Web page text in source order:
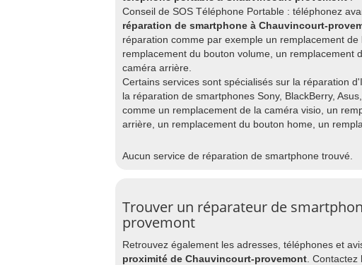
Conseil de SOS Téléphone Portable : téléphonez
réparation de smartphone à Chauvincourt-
réparation comme par exemple un remplacement
remplacement du bouton volume, un remplacement
caméra arrière.
Certains services sont spécialisés sur la réparation
la réparation de smartphones Sony, BlackBerry,
comme un remplacement de la caméra visio, un
arrière, un remplacement du bouton home, un
Aucun service de réparation de smartphone trouvé.
Trouver un réparateur de
provemont
Retrouvez également les adresses, téléphones et
proximité de Chauvincourt-provemont .